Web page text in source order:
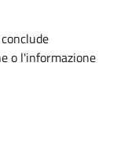
o l'informazione